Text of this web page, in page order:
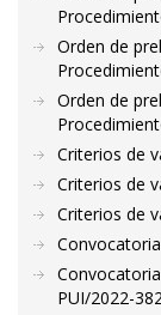
Orden de
Orden de
Criterios de
Criterios de
Criterios de
PUI/2022-